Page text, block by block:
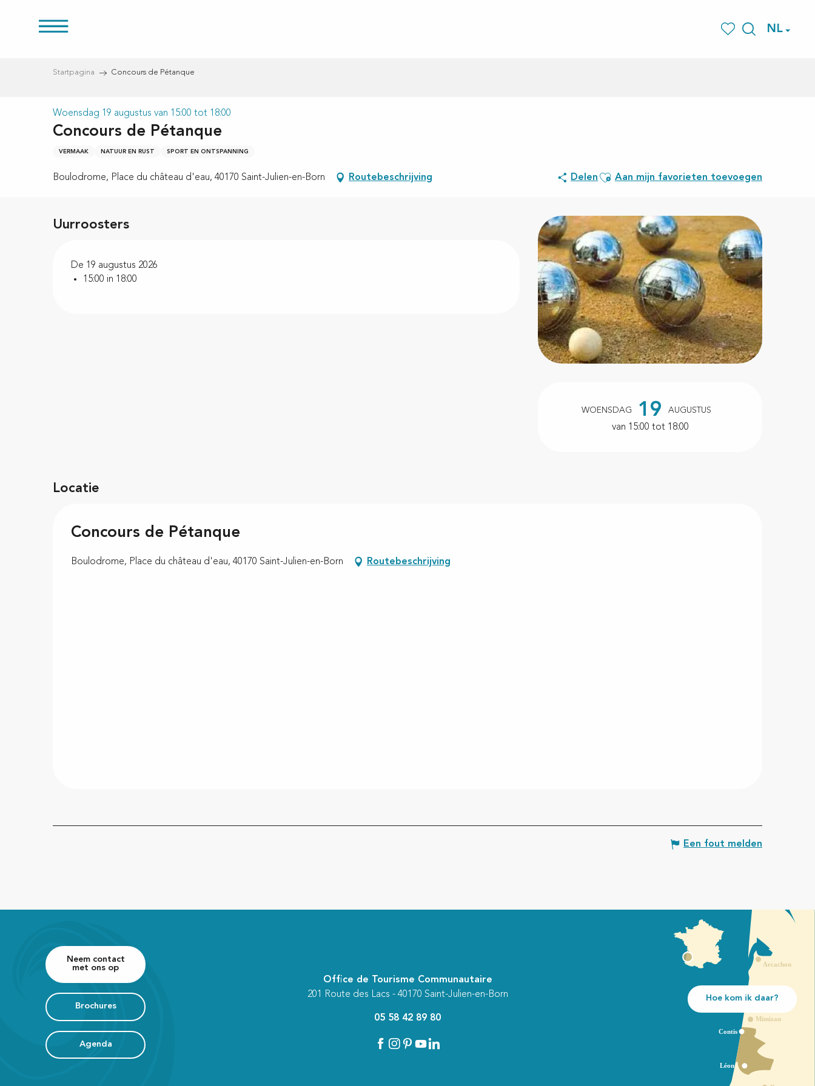
NL
Startpagina Concours de Pétanque
Woensdag 19 augustus van 15:00 tot 18:00
Concours de Pétanque
VERMAAK NATUUR EN RUST SPORT EN ONTSPANNING
Boulodrome, Place du château d'eau, 40170 Saint-Julien-en-Born Routebeschrijving Delen Ajouter aux favoris
Aan mijn favorieten toevoegen
Openingstijden en
WOENSDAG 19 AUGUSTUS
van 15:00 tot 18:00
Uurroosters
De 19 augustus 2026
15:00 in 18:00
Locatie
Concours de Pétanque
Boulodrome, Place du château d'eau, 40170 Saint-Julien-en-Born Routebeschrijving
Een fout melden
Neem contact
met ons op
Brochures
Agenda
Office de Tourisme Communautaire
201 Route des Lacs - 40170 Saint-Julien-en-Born
05 58 42 89 80
Hoe kom ik daar?